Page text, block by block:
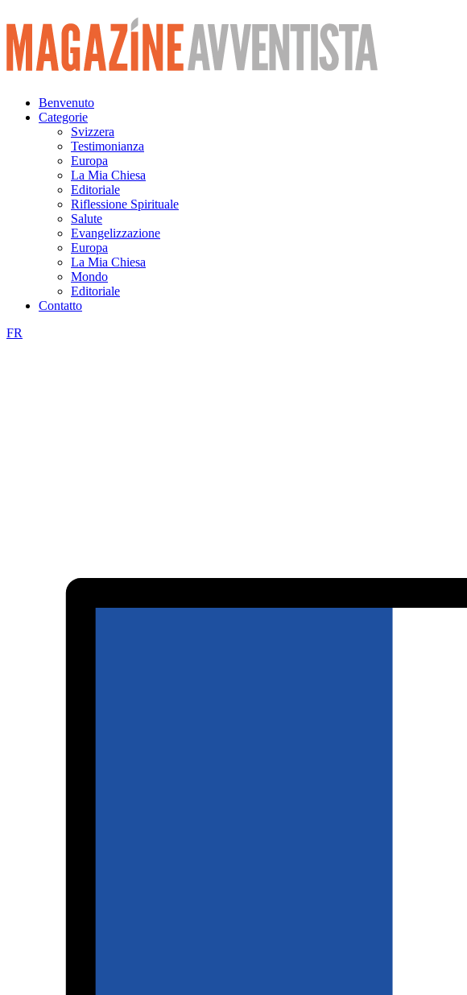
Vai
al
contenuto
Benvenuto
Categorie
Svizzera
Testimonianza
Europa
La Mia Chiesa
Editoriale
Riflessione Spirituale
Salute
Evangelizzazione
Europa
La Mia Chiesa
Mondo
Editoriale
Contatto
FR